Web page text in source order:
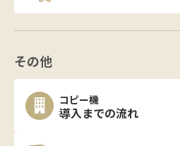
その他
コピー機
導入までの流れ